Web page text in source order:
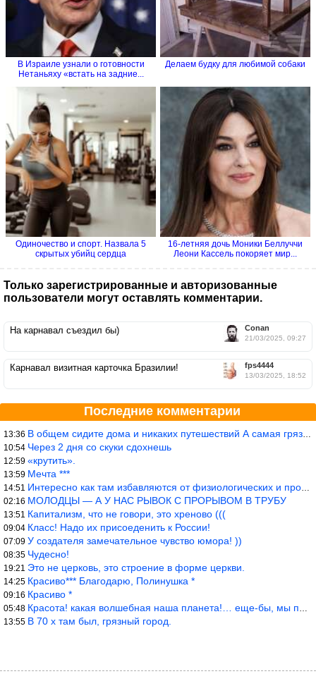
В Израиле узнали о готовности
Нетаньяху «встать на задние...
Делаем будку для любимой собаки
Одиночество и спорт. Назвала 5
скрытых убийц сердца
16-летняя дочь Моники Беллуччи
Леони Кассель покоряет мир...
Только зарегистрированные и авторизованные
пользователи могут оставлять комментарии.
Conan
21/03/2025, 09:27
На карнавал съездил бы)
fps4444
13/03/2025, 18:52
Карнавал визитная карточка Бразилии!
Последние комментарии
13:36 В общем сидите дома и никаких путешествий А самая грязная в от
10:54 Через 2 дня со скуки сдохнешь
12:59 «крутить».
13:59 Мечта ***
14:51 Интересно как там избавляются от физиологических и прочих отходо
02:16 МОЛОДЦЫ — А У НАС РЫВОК С ПРОРЫВОМ В ТРУБУ
13:51 Капитализм, что не говори, это хреново (((
09:04 Класс! Надо их присоеденить к России!
07:09 У создателя замечательное чувство юмора! ))
08:35 Чудесно!
19:21 Это не церковь, это строение в форме церкви.
14:25 Красиво*** Благодарю, Полинушка *
09:16 Красиво *
05:48 Красота! какая волшебная наша планета!… еще-бы, мы понимали это…
13:55 В 70 х там был, грязный город.